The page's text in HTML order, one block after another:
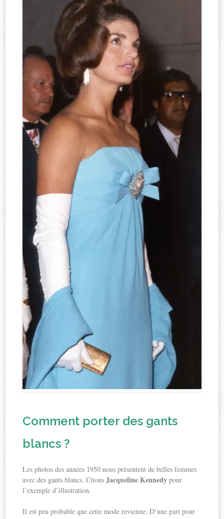
Comment porter des gants
blancs ?
Les photos des années 1950 nous présentent de belles femmes
avec des gants blancs. CitonsJacqueline Kennedy pour
l’exemple d’illustration.
Il est peu probable que cette mode revienne. D’une part pour